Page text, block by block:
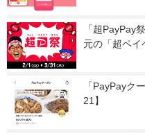
「超PayPay
元の「超ペイ
「PayPayク
21】